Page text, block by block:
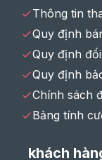
Thông tin
Quy định
Quy định
Quy định
Chính sách
Bảng tính
khách